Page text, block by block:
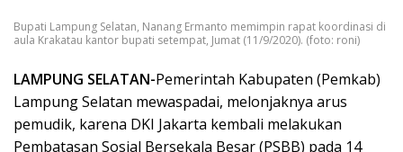
Bupati Lampung Selatan, Nanang Ermanto memimpin rapat koordinasi di
aula Krakatau kantor bupati setempat, Jumat (11/9/2020). (foto: roni)
LAMPUNG SELATAN-Pemerintah Kabupaten (Pemkab)
Lampung Selatan mewaspadai, melonjaknya arus
pemudik, karena DKI Jakarta kembali melakukan
Pembatasan Sosial Bersekala Besar (PSBB) pada 14